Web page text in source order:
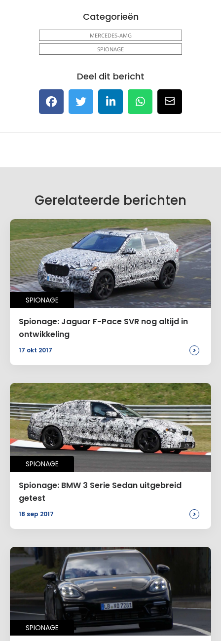
Categorieën
MERCEDES-AMG
SPIONAGE
Deel dit bericht
Gerelateerde berichten
SPIONAGE
Spionage: Jaguar F-Pace SVR nog altijd in
ontwikkeling
17 okt 2017 >
SPIONAGE
Spionage: BMW 3 Serie Sedan uitgebreid
getest
18 sep 2017 >
SPIONAGE